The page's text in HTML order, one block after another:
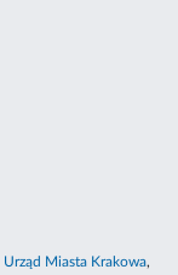
Urząd Miasta Krakowa,